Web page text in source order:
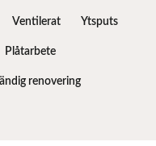
Ventilerat Ytsputs
Plåtarbete
renovering